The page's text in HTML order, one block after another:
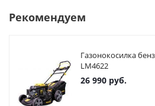
Рекомендуем
Газонокосилка
LM4622
26 990 руб.